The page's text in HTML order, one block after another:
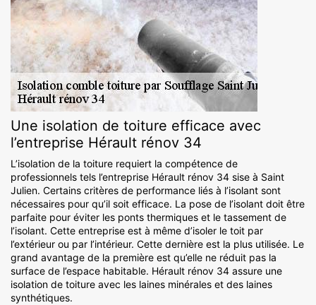
Une isolation de toiture efficace avec
l’entreprise Hérault rénov 34
L’isolation de la toiture requiert la compétence de
professionnels tels l’entreprise Hérault rénov 34 sise à Saint
Julien. Certains critères de performance liés à l’isolant sont
nécessaires pour qu’il soit efficace. La pose de l’isolant doit être
parfaite pour éviter les ponts thermiques et le tassement de
l’isolant. Cette entreprise est à même d’isoler le toit par
l’extérieur ou par l’intérieur. Cette dernière est la plus utilisée. Le
grand avantage de la première est qu’elle ne réduit pas la
surface de l’espace habitable. Hérault rénov 34 assure une
isolation de toiture avec les laines minérales et des laines
synthétiques.